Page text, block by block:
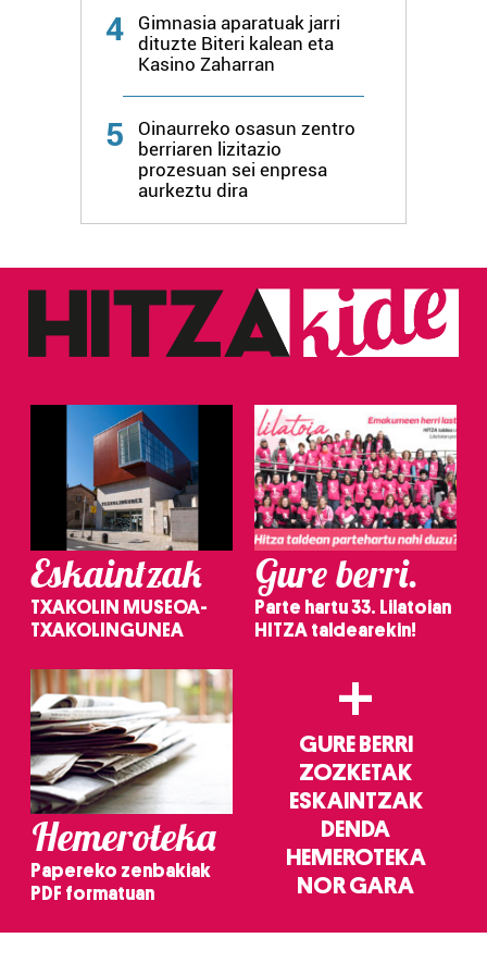
zure baimena Cookieen adierazpenean.
Webgune honek cookie propioak eta hirugarrenen cookie-
fitxategiak erabiltzen ditu. Zure esperientzia eta
zerbitzuak hobetzeko asmoz, cookie teknologiaz
baliatzen gara. Ohar hau onartuz gero, teknologia hori
erabiltzeko baimen esplizitua ematen diguzu.
4
Gimnasia aparatuak jarri
dituzte Biteri kalean eta
Kasino Zaharran
5
Oinaurreko osasun zentro
berriaren lizitazio
prozesuan sei enpresa
aurkeztu dira
Eskaintzak
TXAKOLIN MUSEOA-
TXAKOLINGUNEA
Gure berri.
Parte hartu 33. Lilatoian
HITZA taldearekin!
Hemeroteka
Papereko zenbakiak
PDF formatuan
+
GURE BERRI
ZOZKETAK
ESKAINTZAK
DENDA
HEMEROTEKA
NOR GARA